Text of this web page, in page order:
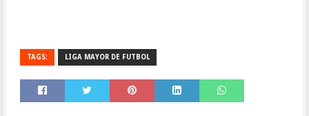
TAGS: LIGA MAYOR DE FUTBOL